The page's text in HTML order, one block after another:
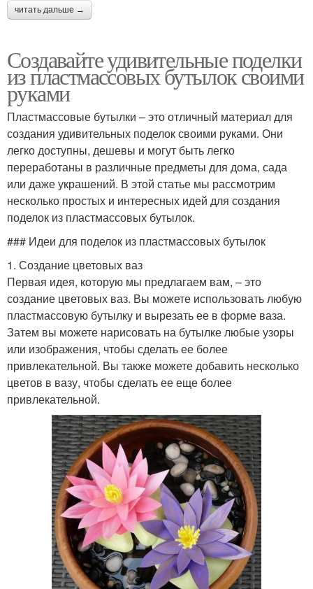
читать дальше →
Создавайте удивительные поделки
из пластмассовых бутылок своими
руками
Пластмассовые бутылки – это отличный материал для
создания удивительных поделок своими руками. Они
легко доступны, дешевы и могут быть легко
переработаны в различные предметы для дома, сада
или даже украшений. В этой статье мы рассмотрим
несколько простых и интересных идей для создания
поделок из пластмассовых бутылок.
### Идеи для поделок из пластмассовых бутылок
1. Создание цветовых ваз
Первая идея, которую мы предлагаем вам, – это
создание цветовых ваз. Вы можете использовать любую
пластмассовую бутылку и вырезать ее в форме ваза.
Затем вы можете нарисовать на бутылке любые узоры
или изображения, чтобы сделать ее более
привлекательной. Вы также можете добавить несколько
цветов в вазу, чтобы сделать ее еще более
привлекательной.